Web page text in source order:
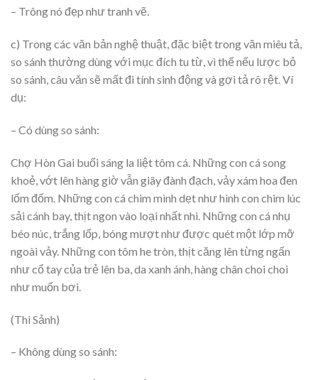
– Trông nó đẹp như tranh vẽ.
c) Trong các văn bản nghệ thuật, đặc biệt trong văn miêu tả,
so sánh thường dùng với mục đích tu từ, vì thế nếu lược bỏ
so sánh, câu văn sẽ mất đi tính sinh động và gợi tả rõ rệt. Ví
dụ:
– Có dùng so sánh:
Chợ Hòn Gai buổi sáng la liệt tôm cá. Những con cá song
khoẻ, vớt lên hàng giờ vẫn giãy đành đạch, vảy xám hoa đen
lốm đốm. Những con cá chim mình dẹt như hình con chim lúc
sải cánh bay, thịt ngon vào loại nhất nhì. Những con cá nhụ
béo núc, trắng lốp, bóng mượt như được quét một lớp mỡ
ngoài vảy. Những con tôm he tròn, thịt căng lên từng ngấn
như cổ tay của trẻ lên ba, da xanh ánh, hàng chân choi choi
như muốn bơi.
(Thi Sảnh)
– Không dùng so sánh: